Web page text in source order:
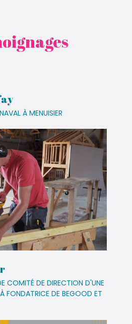
À MENUISIER
COMITÉ DE DIRECTION D'UNE
À FONDATRICE DE BEGOOD ET